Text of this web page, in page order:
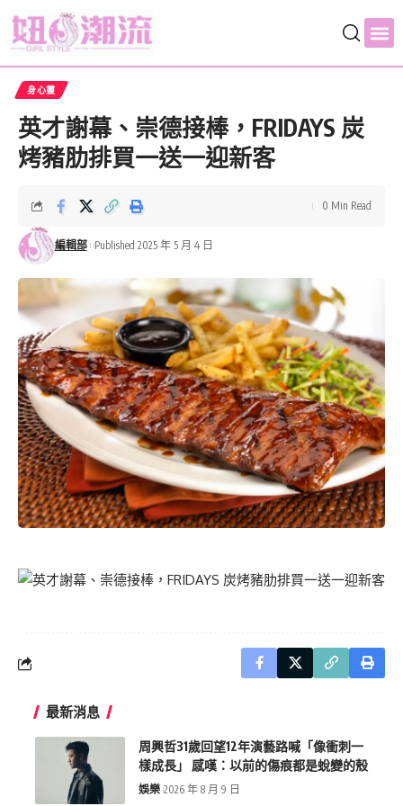
身心靈
英才謝幕、崇德接棒，FRIDAYS 炭
烤豬肋排買一送一迎新客
編輯部 Published 2025 年 5 月 4 日
0 Min Read
最新消息
周興哲31歲回望12年演藝路喊「像衝刺一
樣成長」 感嘆：以前的傷痕都是蛻變的殼
娛樂 2026 年 8 月 9 日